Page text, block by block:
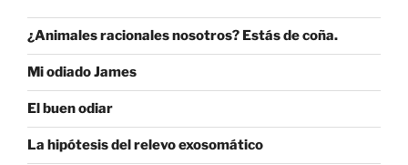
¿Animales racionales nosotros? Estás de coña.
Mi odiado James
El buen odiar
La hipótesis del relevo exosomático